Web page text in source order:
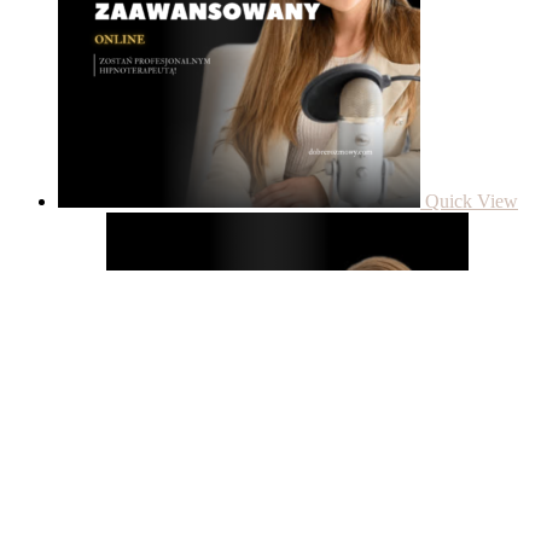
Quick View